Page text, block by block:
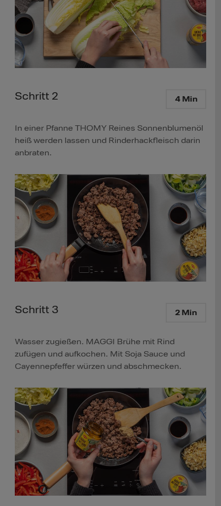
Schritt 2 4 Min
In einer Pfanne THOMY Reines Sonnenblumenöl
heiß werden lassen und Rinderhackfleisch darin
anbraten.
Schritt 3 2 Min
Wasser zugießen. MAGGI Brühe mit Rind
zufügen und aufkochen. Mit Soja Sauce und
Cayennepfeffer würzen und abschmecken.